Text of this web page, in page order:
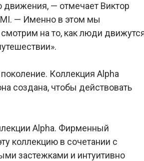
движения, — отмечает Виктор
— Именно в этом мы
на то, как люди
Коллекция Alpha
создана, чтобы действовать
Alpha. Фирменный
коллекцию в сочетании с
застежками и интуитивно